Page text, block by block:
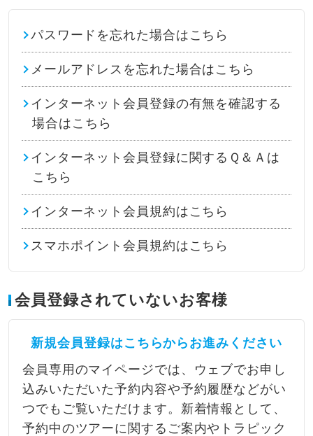
パスワードを忘れた場合はこちら
メールアドレスを忘れた場合はこちら
インターネット会員登録の有無を確認する
場合はこちら
インターネット会員登録に関するＱ＆Ａは
こちら
インターネット会員規約はこちら
スマホポイント会員規約はこちら
会員登録されていないお客様
新規会員登録はこちらからお進みください
会員専用のマイページでは、ウェブでお申し
込みいただいた予約内容や予約履歴などがい
つでもご覧いただけます。新着情報として、
予約中のツアーに関するご案内やトラピック